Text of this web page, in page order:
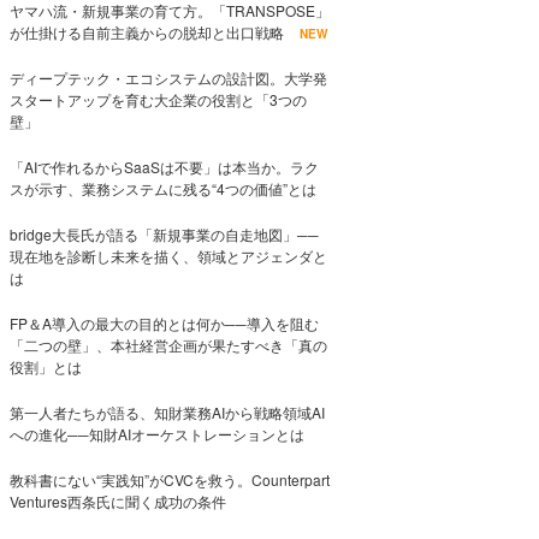
ヤマハ流・新規事業の育て方。「TRANSPOSE」
が仕掛ける自前主義からの脱却と出口戦略
NEW
ディープテック・エコシステムの設計図。大学発
スタートアップを育む大企業の役割と「3つの
壁」
「AIで作れるからSaaSは不要」は本当か。ラク
スが示す、業務システムに残る“4つの価値”とは
bridge大長氏が語る「新規事業の自走地図」──
現在地を診断し未来を描く、領域とアジェンダと
は
FP＆A導入の最大の目的とは何か──導入を阻む
「二つの壁」、本社経営企画が果たすべき「真の
役割」とは
第一人者たちが語る、知財業務AIから戦略領域AI
への進化──知財AIオーケストレーションとは
教科書にない“実践知”がCVCを救う。Counterpart
Ventures西条氏に聞く成功の条件